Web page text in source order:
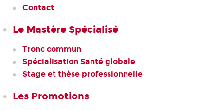
Contact
Le Mastère Spécialisé
Tronc commun
Spécialisation Santé globale
Stage et thèse professionnelle
Les Promotions